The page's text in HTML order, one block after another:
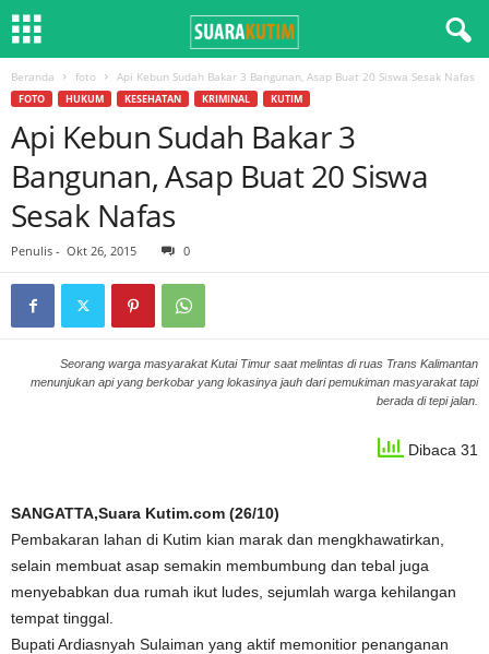
Beranda foto Api Kebun Sudah Bakar 3 Bangunan, Asap Buat 20 Siswa Sesak Nafas
FOTO HUKUM KESEHATAN KRIMINAL KUTIM
Api Kebun Sudah Bakar 3
Bangunan, Asap Buat 20 Siswa
Sesak Nafas
Penulis - Okt 26, 2015 0
Seorang warga masyarakat Kutai Timur saat melintas di ruas Trans Kalimantan
menunjukan api yang berkobar yang lokasinya jauh dari pemukiman masyarakat tapi
berada di tepi jalan.
Dibaca 31
SANGATTA,Suara Kutim.com (26/10)
Pembakaran lahan di Kutim kian marak dan mengkhawatirkan,
selain membuat asap semakin membumbung dan tebal juga
menyebabkan dua rumah ikut ludes, sejumlah warga kehilangan
tempat tinggal.
Bupati Ardiasnyah Sulaiman yang aktif memonitior penanganan